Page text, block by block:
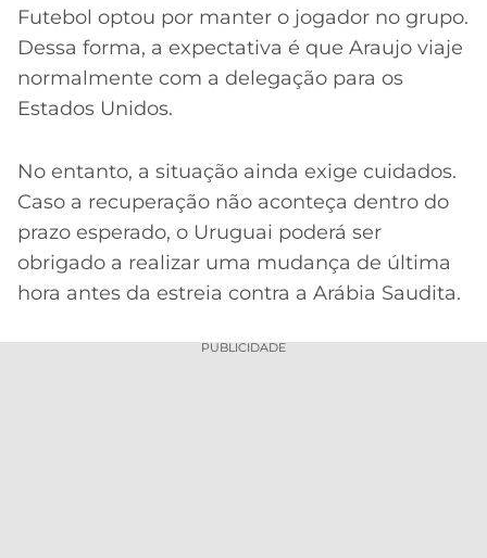
Futebol optou por manter o jogador no grupo.
Dessa forma, a expectativa é que Araujo viaje
normalmente com a delegação para os
Estados Unidos.
No entanto, a situação ainda exige cuidados.
Caso a recuperação não aconteça dentro do
prazo esperado, o Uruguai poderá ser
obrigado a realizar uma mudança de última
hora antes da estreia contra a Arábia Saudita.
PUBLICIDADE